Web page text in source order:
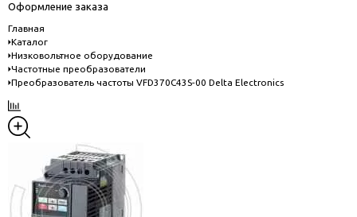
Оформление заказа
Главная
Каталог
Низковольтное оборудование
Частотные преобразователи
Преобразователь частоты VFD370C43S-00 Delta Electronics